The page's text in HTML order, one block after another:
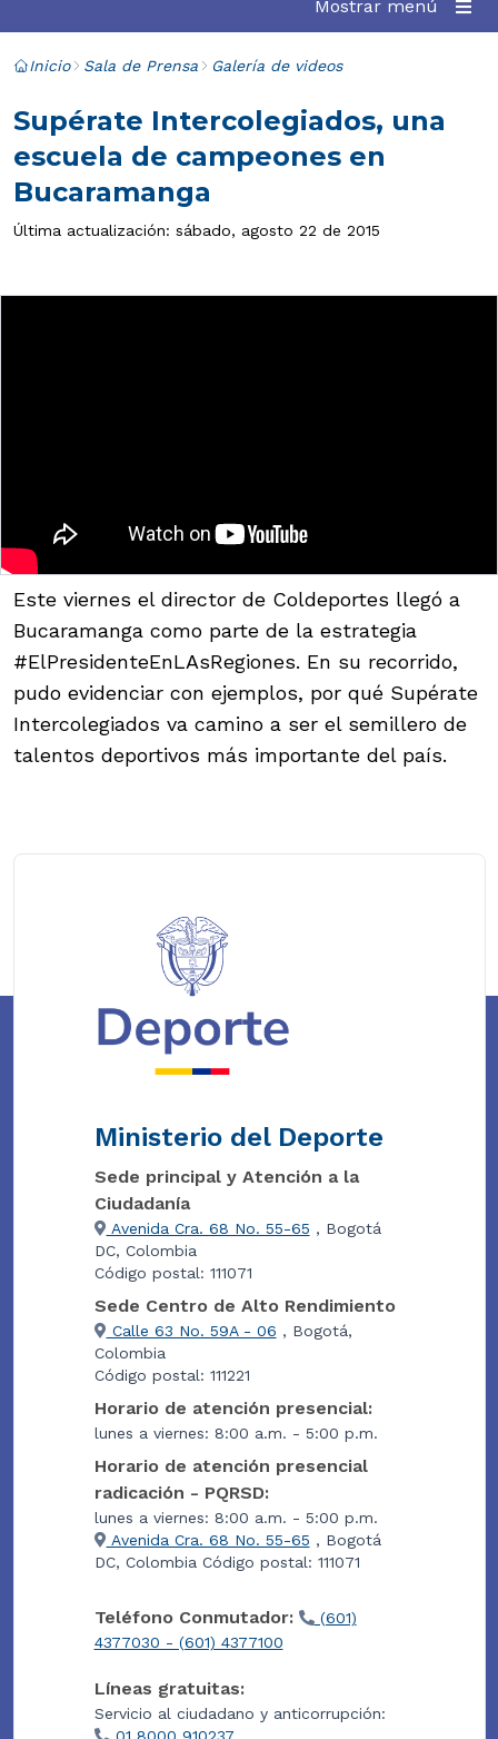
Mostrar menú
Inicio Sala de Prensa Galería de videos
Supérate Intercolegiados, una
escuela de campeones en
Bucaramanga
Última actualización: sábado, agosto 22 de 2015
Este viernes el director de Coldeportes llegó a
Bucaramanga como parte de la estrategia
#ElPresidenteEnLAsRegiones. En su recorrido,
pudo evidenciar con ejemplos, por qué Supérate
Intercolegiados va camino a ser el semillero de
talentos deportivos más importante del país.
Ministerio del Deporte
Sede principal y Atención a la
Ciudadanía
Avenida Cra. 68 No. 55-65 , Bogotá
DC, Colombia
Código postal: 111071
Sede Centro de Alto Rendimiento
Calle 63 No. 59A - 06 , Bogotá,
Colombia
Código postal: 111221
Horario de atención presencial:
lunes a viernes: 8:00 a.m. - 5:00 p.m.
Horario de atención presencial
radicación - PQRSD:
lunes a viernes: 8:00 a.m. - 5:00 p.m.
Avenida Cra. 68 No. 55-65 , Bogotá
DC, Colombia Código postal: 111071
Teléfono Conmutador:
(601)
4377030 - (601) 4377100
Líneas gratuitas:
Servicio al ciudadano y anticorrupción: